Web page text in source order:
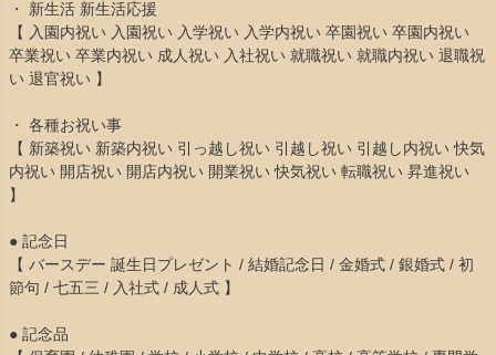
・ 新生活 新生活応援
【 入園内祝い 入園祝い 入学祝い 入学内祝い 卒園祝い 卒園内祝い
卒業祝い 卒業内祝い 成人祝い 入社祝い 就職祝い 就職内祝い 退職祝
い 退官祝い 】
・ 各種お祝い事
【 新築祝い 新築内祝い 引っ越し祝い 引越し祝い 引越し内祝い 快気
内祝い 開店祝い 開店内祝い 開業祝い 快気祝い 転職祝い 昇進祝い
】
● 記念日
【 バースデー 誕生日プレゼント / 結婚記念日 / 金婚式 / 銀婚式 / 初
節句 / 七五三 / 入社式 / 成人式 】
● 記念品